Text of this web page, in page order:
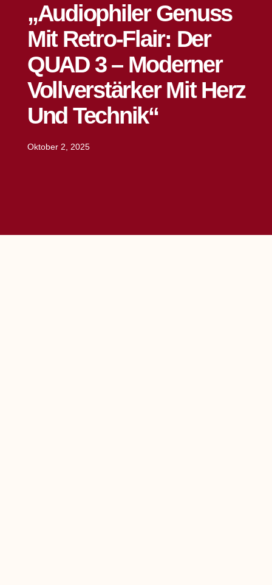
„Audiophiler Genuss
Mit Retro-Flair: Der
QUAD 3 – Moderner
Vollverstärker Mit Herz
Und Technik“
Oktober 2, 2025